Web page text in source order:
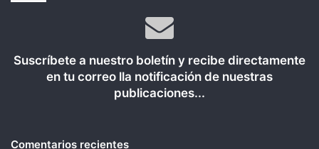
Suscríbete a nuestro boletín y recibe directamente
en tu correo lla notificación de nuestras
publicaciones...
Comentarios recientes